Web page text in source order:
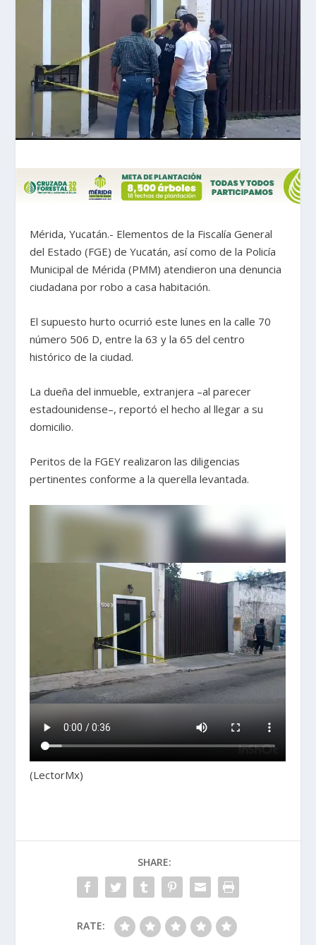
Mérida, Yucatán.- Elementos de la Fiscalía General
del Estado (FGE) de Yucatán, así como de la Policía
Municipal de Mérida (PMM) atendieron una denuncia
ciudadana por robo a casa habitación.
El supuesto hurto ocurrió este lunes en la calle 70
número 506 D, entre la 63 y la 65 del centro
histórico de la ciudad.
La dueña del inmueble, extranjera –al parecer
estadounidense–, reportó el hecho al llegar a su
domicilio.
Peritos de la FGEY realizaron las diligencias
pertinentes conforme a la querella levantada.
(LectorMx)
SHARE:
RATE: